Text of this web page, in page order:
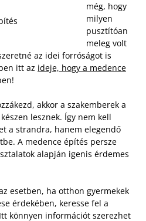
még, hogy
milyen
pusztítóan
meleg volt
az idei forróságot is
itt az ideje, hogy a medence
akkor a szakemberek a
lesznek. Így nem kell
a strandra, hanem elegendő
A medence építés persze
alapján igenis érdemes
esetben, ha otthon gyermekek
érdekében, keresse fel a
könnyen információt szerezhet